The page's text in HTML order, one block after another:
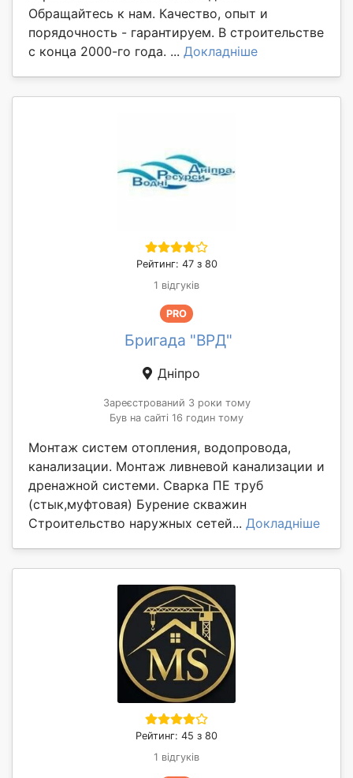
Обращайтесь к нам. Качество, опыт и
порядочность - гарантируем. В строительстве
с конца 2000-го года. ... Докладніше
Рейтинг: 47 з 80
1 відгуків
PRO
Бригада "ВРД"
Дніпро
Зареєстрований 3 роки тому
Був на сайті 16 годин тому
Монтаж систем отопления, водопровода,
канализации. Монтаж ливневой канализации и
дренажной системи. Сварка ПЕ труб
(стык,муфтовая) Бурение скважин
Строительство наружных сетей... Докладніше
Рейтинг: 45 з 80
1 відгуків